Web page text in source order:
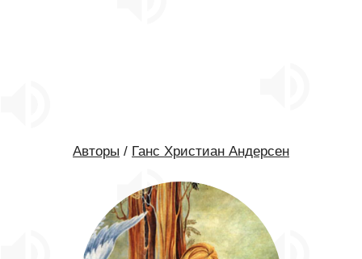
Авторы / Ганс Христиан Андерсен